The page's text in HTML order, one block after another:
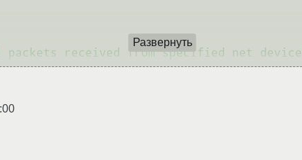
received from specified net
Развернуть